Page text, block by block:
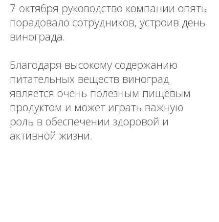
7 октября руководство компании опять
порадовало сотрудников, устроив день
винограда.
Благодаря высокому содержанию
питательных веществ виноград
является очень полезным пищевым
продуктом и может играть важную
роль в обеспечении здоровой и
активной жизни.